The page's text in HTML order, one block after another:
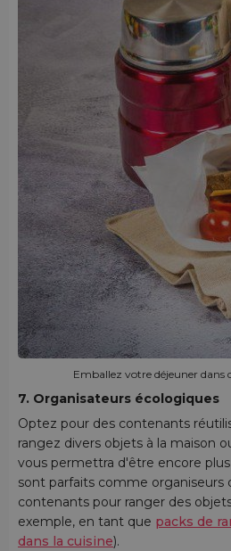
Emballez votre déjeuner dans
7. Organisateurs écologiques
Optez pour des contenants
rangez divers objets à la maison
vous permettra d'être encore
sont parfaits comme
contenants pour ranger des
exemple, en tant que packs de
dans la cuisine).